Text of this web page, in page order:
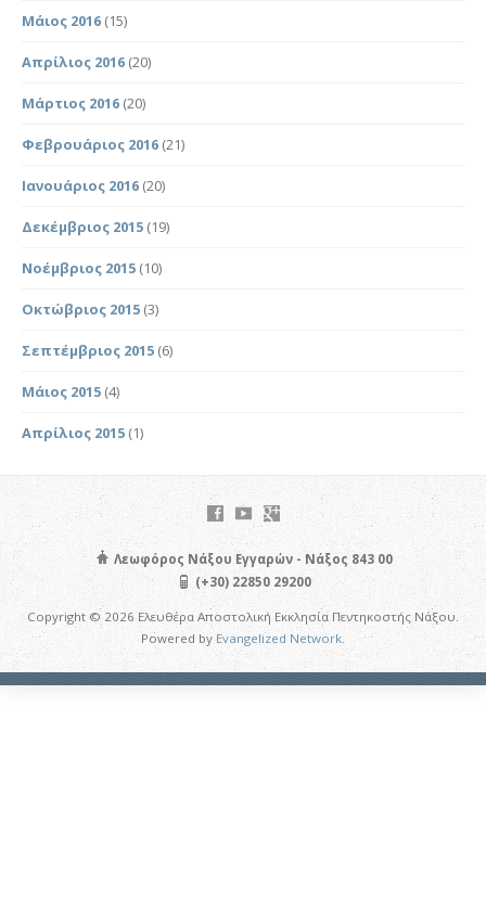
Μάιος 2016 (15)
Απρίλιος 2016 (20)
Μάρτιος 2016 (20)
Φεβρουάριος 2016 (21)
Ιανουάριος 2016 (20)
Δεκέμβριος 2015 (19)
Νοέμβριος 2015 (10)
Οκτώβριος 2015 (3)
Σεπτέμβριος 2015 (6)
Μάιος 2015 (4)
Απρίλιος 2015 (1)
Λεωφόρος Νάξου Εγγαρών - Νάξος 843 00
(+30) 22850 29200
Copyright © 2026 Ελευθέρα Αποστολική Εκκλησία Πεντηκοστής Νάξου.
Powered byEvangelized Network.